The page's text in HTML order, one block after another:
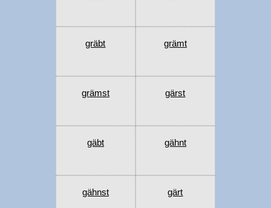
gräbt grämt
grämst gärst
gäbt gähnt
gähnst gärt